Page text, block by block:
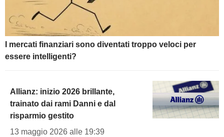
I mercati finanziari sono diventati troppo veloci per
essere intelligenti?
Allianz: inizio 2026 brillante,
trainato dai rami Danni e dal
risparmio gestito
13 maggio 2026 alle 19:39